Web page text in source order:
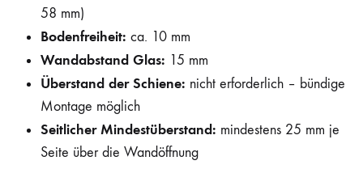
58 mm)
Bodenfreiheit: ca. 10 mm
Wandabstand Glas: 15 mm
Überstand der Schiene: nicht erforderlich – bündige
Montage möglich
Seitlicher Mindestüberstand: mindestens 25 mm je
Seite über die Wandöffnung